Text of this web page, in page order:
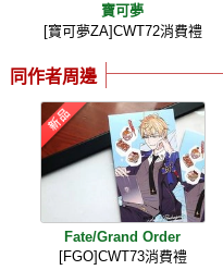
寶可夢
[寶可夢ZA]CWT72消費禮
同作者周邊
Fate/Grand Order
[FGO]CWT73消費禮